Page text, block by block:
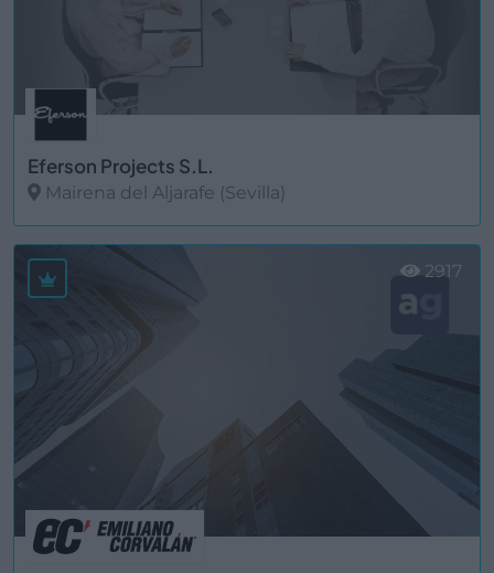
Eferson Projects S.L.
Mairena del Aljarafe (Sevilla)
2917